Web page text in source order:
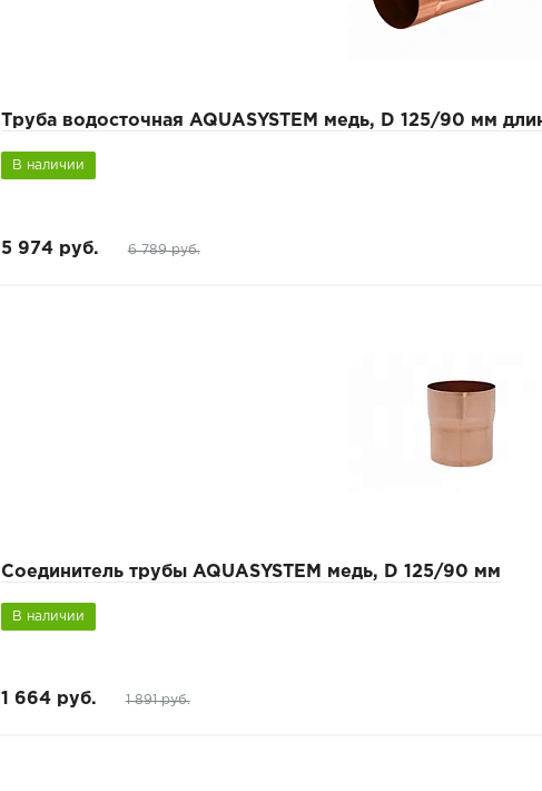
Труба водосточная AQUASYSTEM медь, D 125/90 мм
В наличии
5 974 руб. 6 789 руб.
Соединитель трубы AQUASYSTEM медь, D 125/90 мм
В наличии
1 664 руб. 1 891 руб.